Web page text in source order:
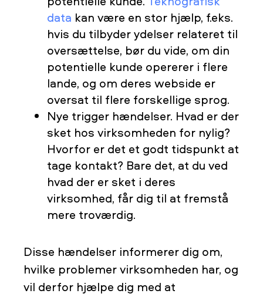
data kan være en stor hjælp, f.eks.
hvis du tilbyder ydelser relateret til
oversættelse, bør du vide, om din
potentielle kunde opererer i flere
lande, og om deres webside er
oversat til flere forskellige sprog.
Nye trigger hændelser. Hvad er der
sket hos virksomheden for nylig?
Hvorfor er det et godt tidspunkt at
tage kontakt? Bare det, at du ved
hvad der er sket i deres
virksomhed, får dig til at fremstå
mere troværdig.
Disse hændelser informerer dig om,
hvilke problemer virksomheden har, og
vil derfor hjælpe dig med at